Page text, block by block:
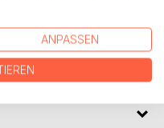
ANPASSEN